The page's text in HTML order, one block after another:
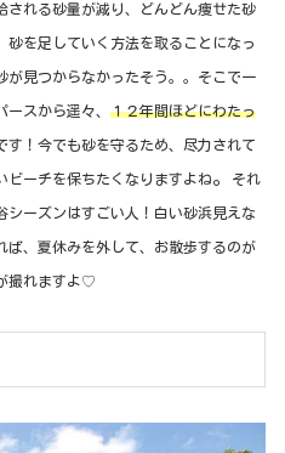
される砂量が減り、どんどん痩せた砂
を足していく方法を取ることになっ
が見つからなかったそう。。そこで一
スから遥々、 １２年間ほどにわたっ
す！今でも砂を守るため、尽力されて
ビーチを保ちたくなりますよね。 それ
シーズンはすごい人！白い砂浜見えな
ば、夏休みを外して、お散歩するのが
撮れますよ♡